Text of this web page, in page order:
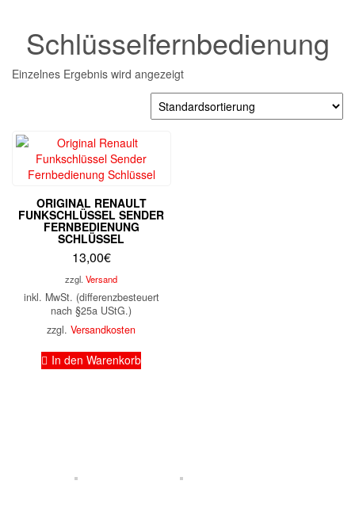
Schlüsselfernbedienung
Einzelnes Ergebnis wird angezeigt
ORIGINAL RENAULT
FUNKSCHLÜSSEL SENDER
FERNBEDIENUNG
SCHLÜSSEL
13,00€
zzgl.Versand
inkl. MwSt. (differenzbesteuert
nach §25a UStG.)
zzgl.Versandkosten
In den Warenkorb